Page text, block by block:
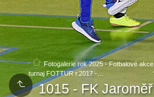
Fotogalerie rok 2025 - Fotbalové akce
turnaj FOTTUR r.2017 -…
1015 - FK Jaroměř